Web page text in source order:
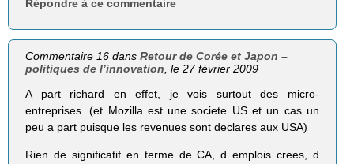
Répondre à ce commentaire
Commentaire 16 dansRetour de Corée et Japon –
politiques de l’innovation, le 27 février 2009
A part richard en effet, je vois surtout des micro-
entreprises. (et Mozilla est une societe US et un cas un
peu a part puisque les revenues sont declares aux USA)
Rien de significatif en terme de CA, d emplois crees, d